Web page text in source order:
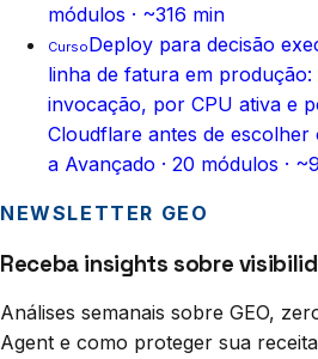
módulos · ~316 min
CursoDeploy para decisão
linha de fatura em
invocação, por CPU ativa e
Cloudflare antes de escolher
a Avançado · 20 módulos ·
NEWSLETTER GEO
Receba insights sobre
Análises semanais sobre GEO,
Agent e como proteger sua